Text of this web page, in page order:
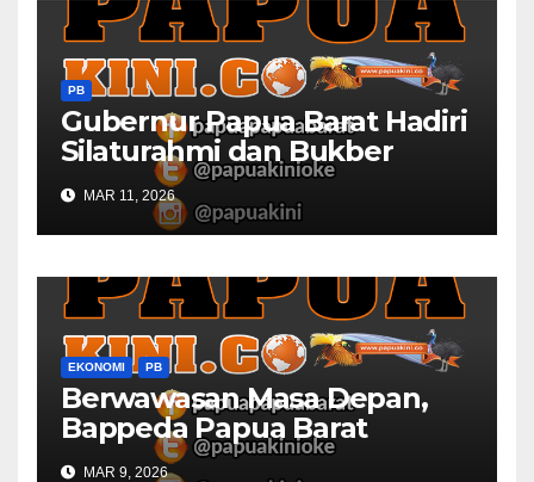
PB
Gubernur Papua Barat Hadiri
Silaturahmi dan Bukber
Bersama DPR RI dan
Mendagri di IPDN
MAR 11, 2026
EKONOMI PB
Berwawasan Masa Depan,
Bappeda Papua Barat
Konsultasi Publik RKPD 2027
MAR 9, 2026